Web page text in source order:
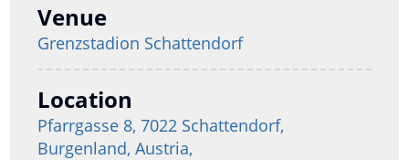
Venue
Grenzstadion Schattendorf
Location
Pfarrgasse 8, 7022 Schattendorf,
Burgenland, Austria,